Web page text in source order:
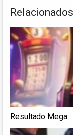
Relacionados
Resultado Mega